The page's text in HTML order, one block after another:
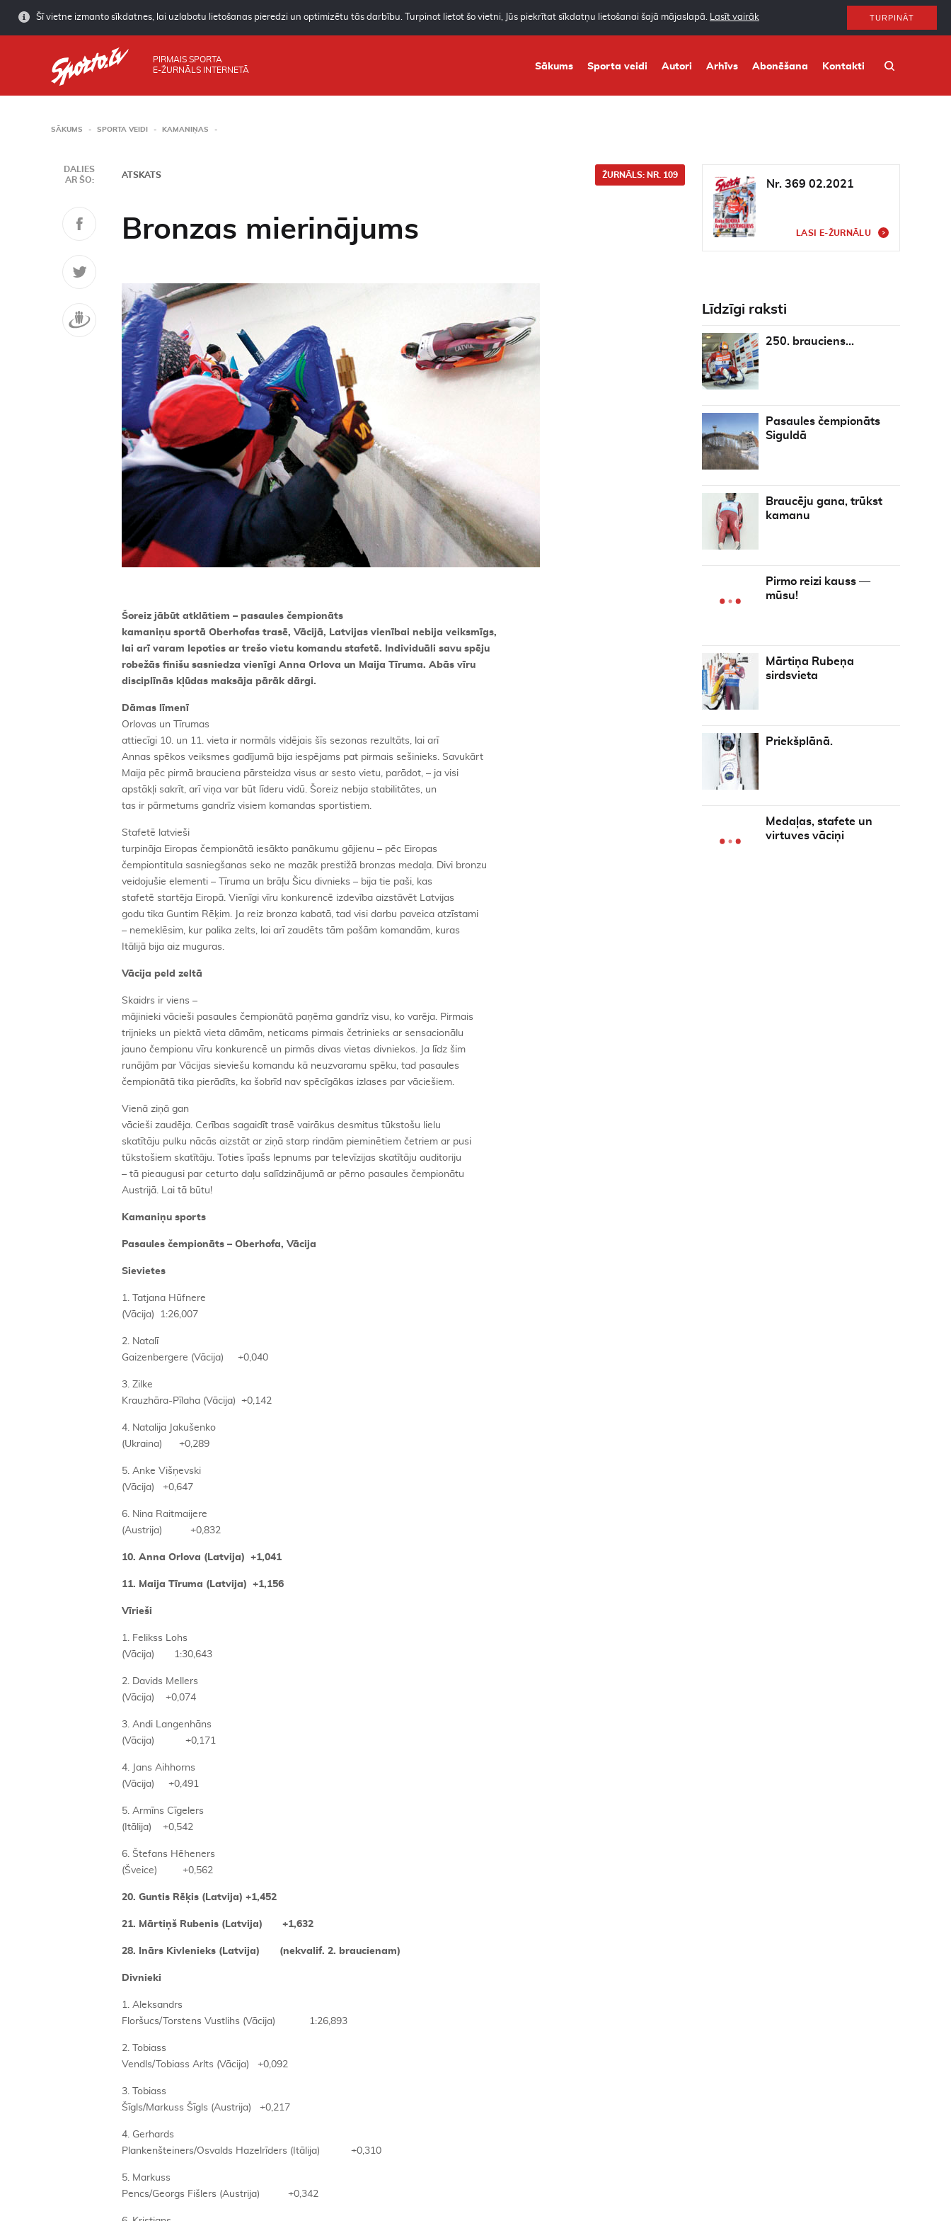
Šī vietne izmanto sīkdatnes, lai uzlabotu lietošanas pieredzi un optimizētu tās darbību. Turpinot lietot šo vietni, Jūs piekrītat sīkdatņu lietošanai šajā mājaslapā. Lasīt vairāk TURPINĀT
PIRMAIS SPORTA
E-ŽURNĀLS INTERNETĀ
Sākums Sporta veidi Autori Arhīvs Abonēšana Kontakti
SĀKUMS SPORTA VEIDI KAMANIŅAS
DALIES
AR ŠO:
ŽURNĀLS: NR. 109
ATSKATS
Bronzas mierinājums
Šoreiz jābūt atklātiem – pasaules čempionāts
kamaniņu sportā Oberhofas trasē, Vācijā, Latvijas vienībai nebija veiksmīgs,
lai arī varam lepoties ar trešo vietu komandu stafetē. Individuāli savu spēju
robežās finišu sasniedza vienīgi Anna Orlova un Maija Tīruma. Abās vīru
disciplīnās kļūdas maksāja pārāk dārgi.
Dāmas līmenī
Orlovas un Tīrumas
attiecīgi 10. un 11. vieta ir normāls vidējais šīs sezonas rezultāts, lai arī
Annas spēkos veiksmes gadījumā bija iespējams pat pirmais sešinieks. Savukārt
Maija pēc pirmā brauciena pārsteidza visus ar sesto vietu, parādot, – ja visi
apstākļi sakrīt, arī viņa var būt līderu vidū. Šoreiz nebija stabilitātes, un
tas ir pārmetums gandrīz visiem komandas sportistiem.
Stafetē latvieši
turpināja Eiropas čempionātā iesākto panākumu gājienu – pēc Eiropas
čempiontitula sasniegšanas seko ne mazāk prestižā bronzas medaļa. Divi bronzu
veidojušie elementi – Tīruma un brāļu Šicu divnieks – bija tie paši, kas
stafetē startēja Eiropā. Vienīgi vīru konkurencē izdevība aizstāvēt Latvijas
godu tika Guntim Rēķim. Ja reiz bronza kabatā, tad visi darbu paveica atzīstami
– nemeklēsim, kur palika zelts, lai arī zaudēts tām pašām komandām, kuras
Itālijā bija aiz muguras.
Vācija peld zeltā
Skaidrs ir viens –
mājinieki vācieši pasaules čempionātā paņēma gandrīz visu, ko varēja. Pirmais
trijnieks un piektā vieta dāmām, neticams pirmais četrinieks ar sensacionālu
jauno čempionu vīru konkurencē un pirmās divas vietas divniekos. Ja līdz šim
runājām par Vācijas sieviešu komandu kā neuzvaramu spēku, tad pasaules
čempionātā tika pierādīts, ka šobrīd nav spēcīgākas izlases par vāciešiem.
Vienā ziņā gan
vācieši zaudēja. Cerības sagaidīt trasē vairākus desmitus tūkstošu lielu
skatītāju pulku nācās aizstāt ar ziņā starp rindām pieminētiem četriem ar pusi
tūkstošiem skatītāju. Toties īpašs lepnums par televīzijas skatītāju auditoriju
– tā pieaugusi par ceturto daļu salīdzinājumā ar pērno pasaules čempionātu
Austrijā. Lai tā būtu!
Kamaniņu sports
Pasaules čempionāts – Oberhofa, Vācija
Sievietes
1. Tatjana Hūfnere
(Vācija) 1:26,007
2. Natalī
Gaizenbergere (Vācija) +0,040
3. Zilke
Krauzhāra-Pīlaha (Vācija) +0,142
4. Natalija Jakušenko
(Ukraina) +0,289
5. Anke Višņevski
(Vācija) +0,647
6. Nina Raitmaijere
(Austrija) +0,832
10. Anna Orlova (Latvija) +1,041
11. Maija Tīruma (Latvija) +1,156
Vīrieši
1. Felikss Lohs
(Vācija) 1:30,643
2. Davids Mellers
(Vācija) +0,074
3. Andi Langenhāns
(Vācija) +0,171
4. Jans Aihhorns
(Vācija) +0,491
5. Armīns Cīgelers
(Itālija) +0,542
6. Štefans Hēheners
(Šveice) +0,562
20. Guntis Rēķis (Latvija) +1,452
21. Mārtiņš Rubenis (Latvija) +1,632
28. Inārs Kivlenieks (Latvija) (nekvalif. 2. braucienam)
Divnieki
1. Aleksandrs
Floršucs/Torstens Vustlihs (Vācija) 1:26,893
2. Tobiass
Vendls/Tobiass Arlts (Vācija) +0,092
3. Tobiass
Šīgls/Markuss Šīgls (Austrija) +0,217
4. Gerhards
Plankenšteiners/Osvalds Hazelrīders (Itālija) +0,310
5. Markuss
Pencs/Georgs Fišlers (Austrija) +0,342
Nr. 369 02.2021
LASI E-ŽURNĀLU
Līdzīgi raksti
250. brauciens…
Pasaules čempionāts
Siguldā
Braucēju gana, trūkst
kamanu
Pirmo reizi kauss —
mūsu!
Mārtiņa Rubeņa
sirdsvieta
Priekšplānā.
Medaļas, stafete un
virtuves vāciņi